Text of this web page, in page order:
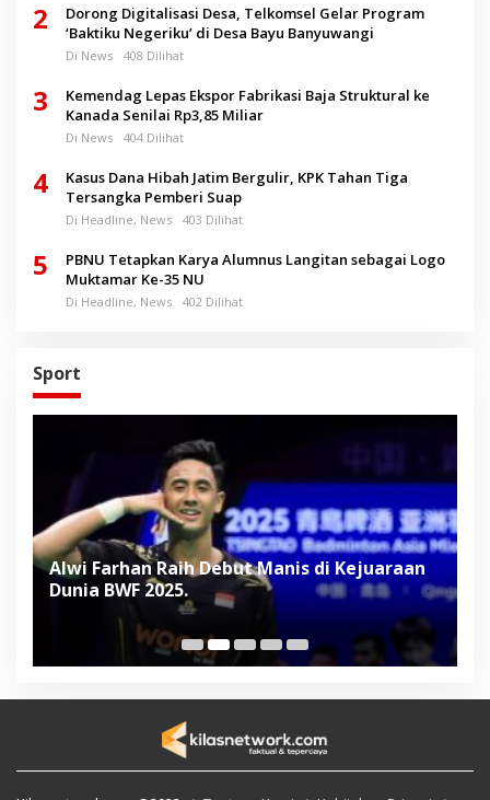
2
Dorong Digitalisasi Desa, Telkomsel Gelar Program
‘Baktiku Negeriku’ di Desa Bayu Banyuwangi
Di News 408 Dilihat
3
Kemendag Lepas Ekspor Fabrikasi Baja Struktural ke
Kanada Senilai Rp3,85 Miliar
Di News 404 Dilihat
4
Kasus Dana Hibah Jatim Bergulir, KPK Tahan Tiga
Tersangka Pemberi Suap
Di Headline, News 403 Dilihat
5
PBNU Tetapkan Karya Alumnus Langitan sebagai Logo
Muktamar Ke-35 NU
Di Headline, News 402 Dilihat
Sport
Alwi Farhan Raih Debut Manis di Kejuaraan
Dunia BWF 2025.